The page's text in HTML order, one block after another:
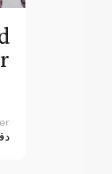
10